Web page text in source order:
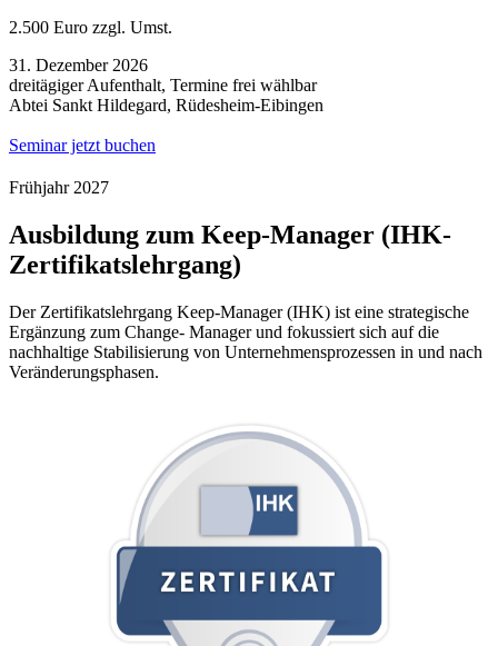
2.500 Euro zzgl. Umst.
31. Dezember 2026
dreitägiger Aufenthalt, Termine frei wählbar
Abtei Sankt Hildegard, Rüdesheim-Eibingen
Seminar jetzt buchen
Frühjahr 2027
Ausbildung zum Keep-Manager (IHK-
Zertifikatslehrgang)
Der Zertifikatslehrgang Keep-Manager (IHK) ist eine strategische
Ergänzung zum Change- Manager und fokussiert sich auf die
nachhaltige Stabilisierung von Unternehmensprozessen in und nach
Veränderungsphasen.